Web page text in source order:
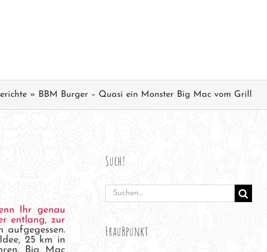
» BBM Burger – Quasi ein Monster Big Mac vom Grill
Ihr genau
entlang, zur
aufgegessen.
25 km in
Such!
Suche
FrauBpunkt